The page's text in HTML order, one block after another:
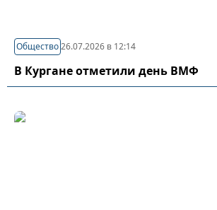
Общество26.07.2026 в 12:14
В Кургане отметили день ВМФ